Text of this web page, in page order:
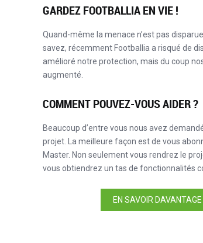
GARDEZ FOOTBALLIA EN VIE !
Quand-même la menace n’est pas
savez, récemment Footballia a risqué de
amélioré notre protection, mais du coup
augmenté.
COMMENT POUVEZ-VOUS AIDER ?
Beaucoup d’entre vous nous avez
projet. La meilleure façon est de vous
Master. Non seulement vous rendrez le
vous obtiendrez un tas de fonctionnalités
EN SAVOIR DAVANTAGE